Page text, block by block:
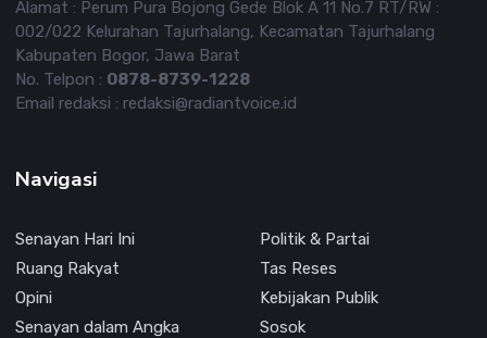
Alamat : Perum Pura Bojong Gede Blok A 11 No.7 RT/RW :
002/022 Kelurahan Tajurhalang, Kecamatan Tajurhalang
Kabupaten Bogor, Jawa Barat
No. Telpon : 0878-8739-1228
Email redaksi : redaksi@radiantvoice.id
Navigasi
Senayan Hari Ini
Politik & Partai
Ruang Rakyat
Tas Reses
Opini
Kebijakan Publik
Senayan dalam Angka
Sosok